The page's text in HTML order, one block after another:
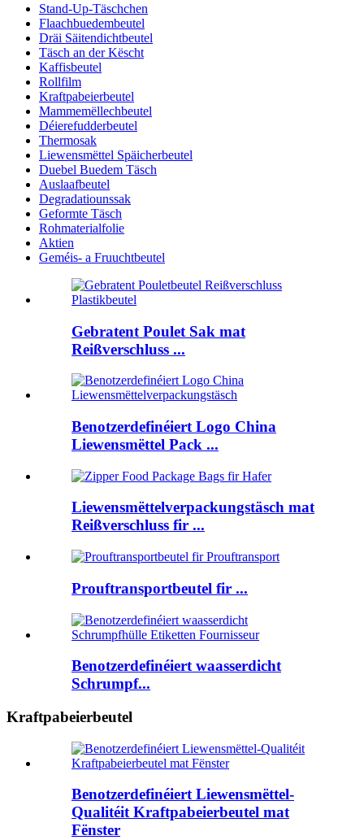
Stand-Up-Täschchen
Flaachbuedembeutel
Dräi Säitendichtbeutel
Täsch an der Këscht
Kaffisbeutel
Rollfilm
Kraftpabeierbeutel
Mammemëllechbeutel
Déierefudderbeutel
Thermosak
Liewensmëttel Späicherbeutel
Duebel Buedem Täsch
Auslaafbeutel
Degradatiounssak
Geformte Täsch
Rohmaterialfolie
Aktien
Geméis- a Fruuchtbeutel
Gebratent Poulet Sak mat
Reißverschluss ...
Benotzerdefinéiert Logo China
Liewensmëttel Pack ...
Liewensmëttelverpackungstäsch mat
Reißverschluss fir ...
Prouftransportbeutel fir ...
Benotzerdefinéiert waasserdicht
Schrumpf...
Kraftpabeierbeutel
Benotzerdefinéiert Liewensmëttel-
Qualitéit Kraftpabeierbeutel mat
Fënster